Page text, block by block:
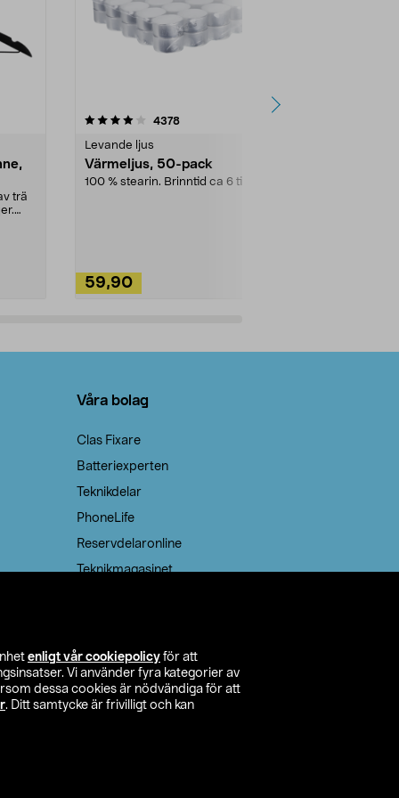
enligt vår cookiepolicy för att
Vi använder fyra kategorier av
dessa cookies är nödvändiga för att
. Ditt samtycke är frivilligt och kan
trä
4378recensioner
Levande ljus
Värmeljus, 50-pack
100 % stearin. Brinntid ca 6 tim.
59,90
4.5av 5 stjärnor
Våra bolag
Clas Fixare
Batteriexperten
Teknikdelar
PhoneLife
Reservdelaronline
Teknikmagasinet